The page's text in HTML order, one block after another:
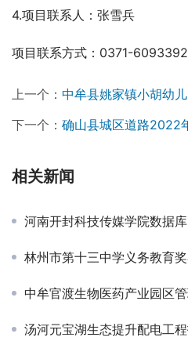
4.项目联系人：张雪兵
项目联系方式：0371-
上一个： 中牟县姚家镇小胡幼儿
下一个： 确山县城区道路2022
相关新闻
河南开封科技传媒学院数据库资源（中国知
林州市第十三中学义务教育奖补资
中牟官渡生物医药产业园区管理委
汤河元宝湖生态提升配电工